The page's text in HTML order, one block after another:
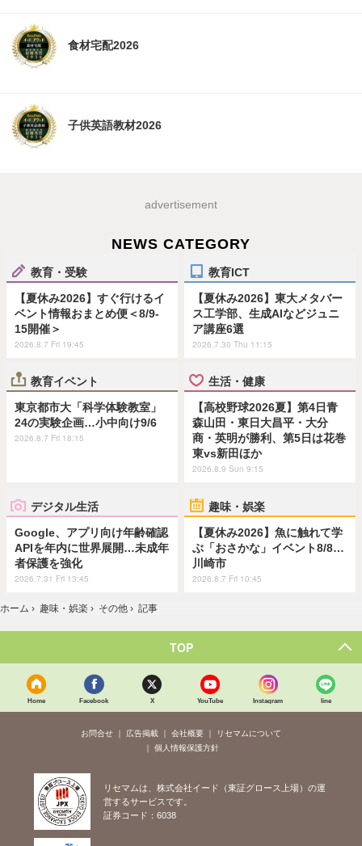
食材宅配2026
子供英語教材2026
advertisement
NEWS CATEGORY
教育・受験
【夏休み2026】すぐ行けるイ
ベント情報おまとめ便＜8/9-
15開催＞
2026.8.7 Fri 19:45
教育ICT
【夏休み2026】東大メタバー
ス工学部、生成AIなどジュニ
ア講座6選
2026.7.30 Thu 11:15
教育イベント
東京都市大「科学体験教室」
24の実験企画…小中向け9/6
2026.8.7 Fri 18:15
生活・健康
【高校野球2026夏】第4日青
森山田・東日大昌平・大分
商・英明が勝利、第5日は花巻
東vs新田ほか
2026.8.9 Sun 9:15
デジタル生活
Google、アプリ向け年齢確認
APIを年内に世界展開…未成年
者保護を強化
2026.7.31 Fri 13:45
趣味・娯楽
【夏休み2026】魚に触れて学
ぶ「おさかな」イベント8/8…
川崎市
2026.8.7 Fri 10:45
ホーム › 趣味・娯楽 › その他 › 記事
TOP
Home Facebook X YouTube Instagram line
お問合せ 広告掲載 会社概要
リセマムについて
個人情報保護方針
リセマムは、株式会社イード（東証グロース上場）の運
営するサービスです。
証券コード：6038